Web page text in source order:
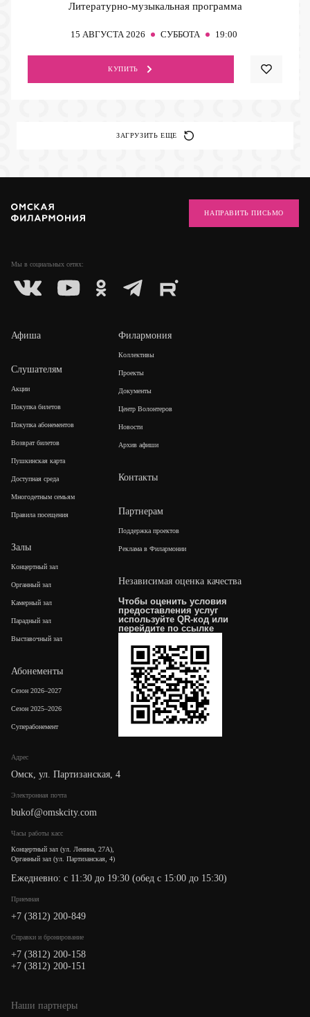
Литературно-музыкальная программа
15 АВГУСТА 2026 СУББОТА 19:00
КУПИТЬ
ЗАГРУЗИТЬ ЕЩЕ
Мы в социальных сетях:
НАПРАВИТЬ ПИСЬМО
Адрес
Омск, ул. Партизанская, 4
Электронная почта
bukof@omskcity.com
Часы работы касс
Концертный зал (ул. Ленина, 27А),
Органный зал (ул. Партизанская, 4)
Ежедневно: с 11:30 до 19:30 (обед с 15:00 до 15:30)
Приемная
+7 (3812) 200-849
Cправки и бронирование
+7 (3812) 200-158
+7 (3812) 200-151
Афиша
Слушателям
Акции
Покупка билетов
Покупка абонементов
Возврат билетов
Пушкинская карта
Доступная среда
Многодетным семьям
Правила посещения
Залы
Концертный зал
Органный зал
Камерный зал
Парадный зал
Выставочный зал
Абонементы
Сезон 2026–2027
Сезон 2025–2026
Суперабонемент
Филармония
Коллективы
Проекты
Документы
Центр Волонтеров
Новости
Архив афиши
Контакты
Партнерам
Поддержка проектов
Реклама в Филармонии
Независимая оценка качества
Чтобы оценить условия
предоставления услуг
используйте QR-код или
перейдите по ссылке
Наши партнеры